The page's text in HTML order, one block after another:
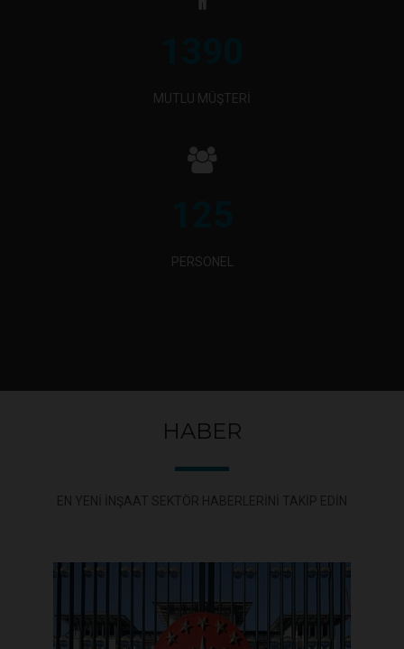
MUTLU MÜŞTERİ
PERSONEL
HABER
EN YENI INŞAAT SEKTÖR HABERLERINI TAKIP EDIN